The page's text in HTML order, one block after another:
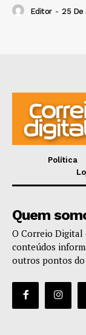
Editor - 25 De
Política
Quem
O Correio Digital
conteúdos
outros pontos do